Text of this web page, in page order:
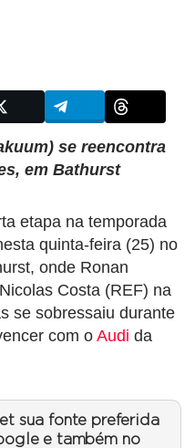
se reencontra
em Bathurst
etapa na temporada
quinta-feira (25) no
onde Ronan
Costa (REF) na
se sobressaiu durante
com o Audi da
sua fonte preferida
e também no